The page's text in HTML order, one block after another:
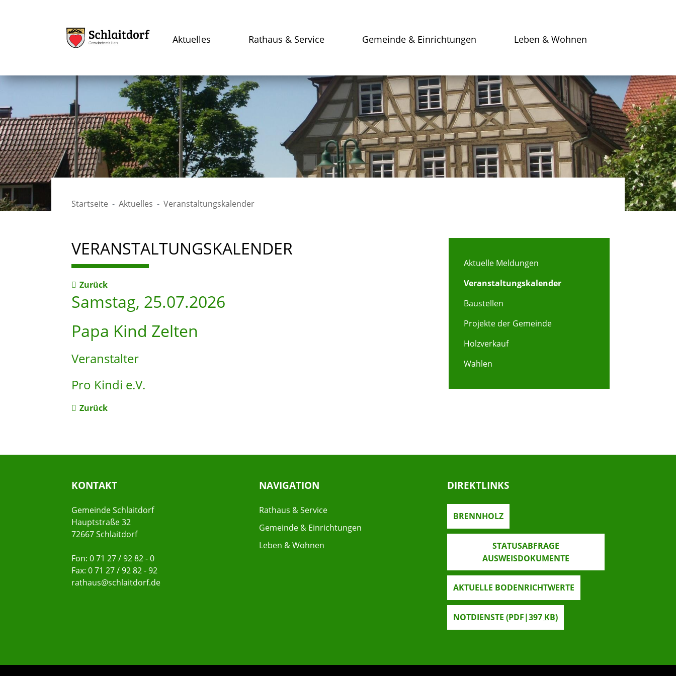
Aktuelles Rathaus & Service Gemeinde & Einrichtungen Leben & Wohnen
Startseite Aktuelles Veranstaltungskalender
VERANSTALTUNGSKALENDER
Zurück
Samstag, 25.07.2026
Papa Kind Zelten
Veranstalter
Pro Kindi e.V.
Zurück
Aktuelle Meldungen
Veranstaltungskalender
Baustellen
Projekte der Gemeinde
Holzverkauf
Wahlen
KONTAKT
Gemeinde Schlaitdorf
Hauptstraße 32
72667 Schlaitdorf
Fon: 0 71 27 / 92 82 - 0
Fax: 0 71 27 / 92 82 - 92
rathaus@schlaitdorf.de
NAVIGATION
Rathaus & Service
Gemeinde & Einrichtungen
Leben & Wohnen
DIREKTLINKS
BRENNHOLZ
STATUSABFRAGE
AUSWEISDOKUMENTE
AKTUELLE BODENRICHTWERTE
NOTDIENSTE (PDF|397 KB)